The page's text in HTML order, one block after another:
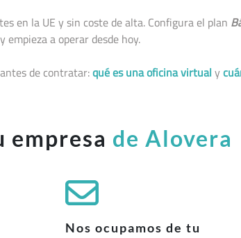
en la UE y sin coste de alta. Configura el plan
empieza a operar desde hoy.
de contratar:qué es una oficina virtual y
de Alovera
Nos ocupamos de tu